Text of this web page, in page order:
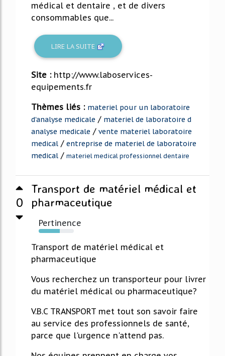
médical et dentaire , et de divers
consommables que...
LIRE LA SUITE
Site : http://www.laboservices-
equipements.fr
Thèmes liés : materiel pour un laboratoire
d'analyse medicale / materiel de laboratoire d
analyse medicale / vente materiel laboratoire
medical / entreprise de materiel de laboratoire
medical / materiel medical professionnel dentaire
0
Transport de matériel médical et
pharmaceutique
Pertinence
60%
Transport de matériel médical et
pharmaceutique
Vous recherchez un transporteur pour livrer
du matériel médical ou pharmaceutique?
V.B.C TRANSPORT met tout son savoir faire
au service des professionnels de santé,
parce que l'urgence n'attend pas.